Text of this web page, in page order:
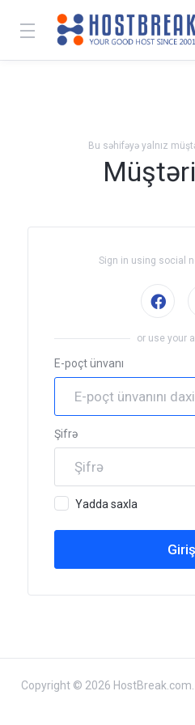
Bu səhifəyə yalnız
Sign in using social
or use your
E-poçt ünvanı
Şifrə
Yadda saxla
Copyright © 2026 HostBreak.com.